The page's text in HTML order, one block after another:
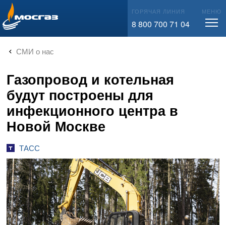
info@mos-gaz.ru ГОРЯЧАЯ ЛИНИЯ
8 800 700 71 04
МЕНЮ
СМИ о нас
Газопровод и котельная
будут построены для
инфекционного центра в
Новой Москве
ТАСС